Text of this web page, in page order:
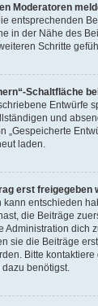
Moderatoren
entsprechenden
in der Nähe des
Schritte
Schaltfläche
Entwürfe
und
„Gespeicherte
laden.
erst freigegeben
kann entschieden
die Beiträge
Administration dich
sie die Beiträge
Bitte
benötigst.